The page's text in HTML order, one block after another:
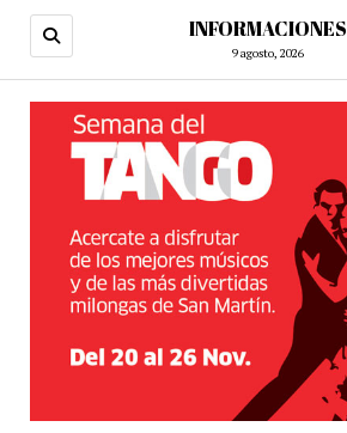
INFORMACIONES
9 agosto, 2026